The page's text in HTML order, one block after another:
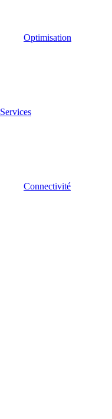
Optimisation
Services
Connectivité